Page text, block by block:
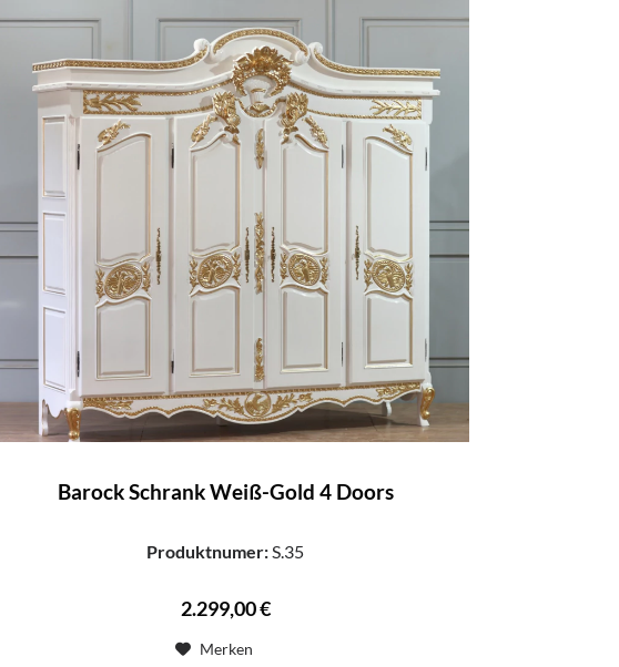
Barock Schrank Weiß-Gold 4 Doors
Produktnumer: S.35
2.299,00 €
Merken